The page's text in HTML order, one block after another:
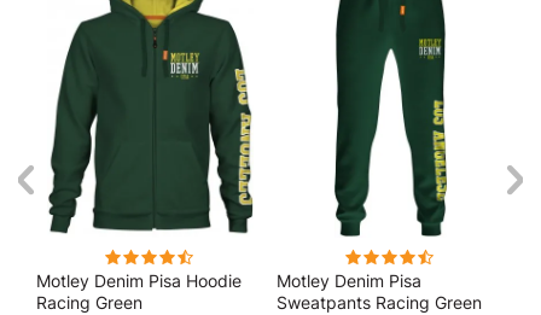
Motley Denim Pisa Hoodie
Racing Green
Motley Denim Pisa
Sweatpants Racing Green